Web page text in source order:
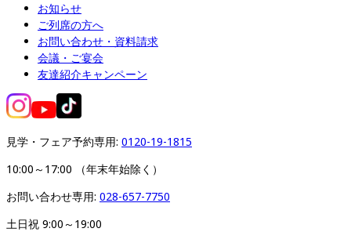
お知らせ
ご列席の方へ
お問い合わせ・資料請求
会議・ご宴会
友達紹介キャンペーン
見学・フェア予約専用: 0120-19-1815
10:00～17:00 （年末年始除く）
お問い合わせ専用: 028-657-7750
土日祝 9:00～19:00